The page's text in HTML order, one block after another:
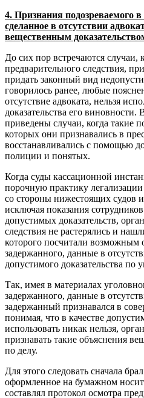
4. Признания подозреваемого
сделанное в отсутствии
вещественным
До сих пор встречаются случаи,
предварительного следствия,
придать законный вид
говорилось ранее, любые
отсутствие адвоката, нельзя
доказательства его
приведены случаи, когда такие
которых они признавались в
восстанавливались с помощью
полиции и понятых.
Когда суды кассационной
порочную практику
со стороны нижестоящих судов
исключая показания
допустимых доказательств,
следствия не растерялись и
которого посчитали возможным
задержанного, данные в
допустимого доказательства по
Так, имея в материалах
задержанного, данные в
задержанный признавался в
понимая, что в качестве
использовать никак нельзя,
признавать такие объяснения
по делу.
Для этого следовать сначала
оформленное на бумажном
составлял протокол осмотра